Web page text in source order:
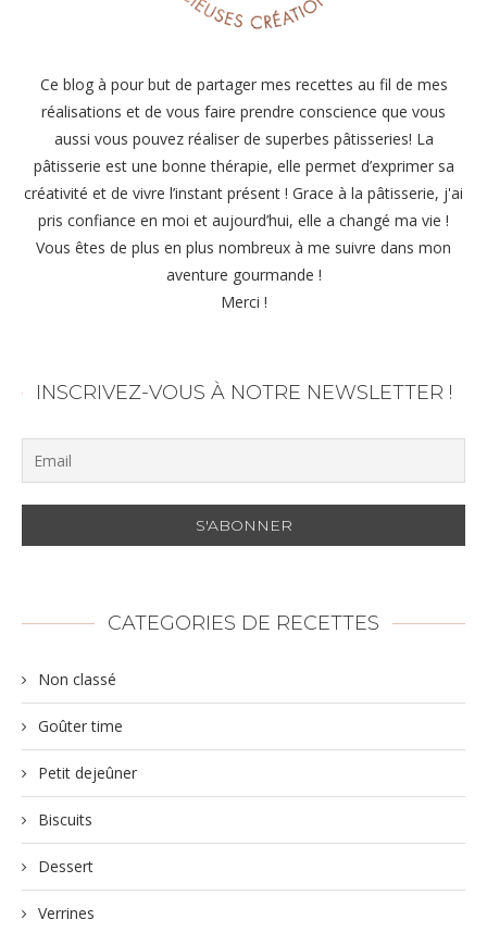
Ce blog à pour but de partager mes recettes au fil de mes
réalisations et de vous faire prendre conscience que vous
aussi vous pouvez réaliser de superbes pâtisseries! La
pâtisserie est une bonne thérapie, elle permet d’exprimer sa
créativité et de vivre l’instant présent ! Grace à la pâtisserie, j'ai
pris confiance en moi et aujourd’hui, elle a changé ma vie !
Vous êtes de plus en plus nombreux à me suivre dans mon
aventure gourmande !
Merci !
INSCRIVEZ-VOUS À NOTRE NEWSLETTER !
CATEGORIES DE RECETTES
Non classé
Goûter time
Petit dejeûner
Biscuits
Dessert
Verrines